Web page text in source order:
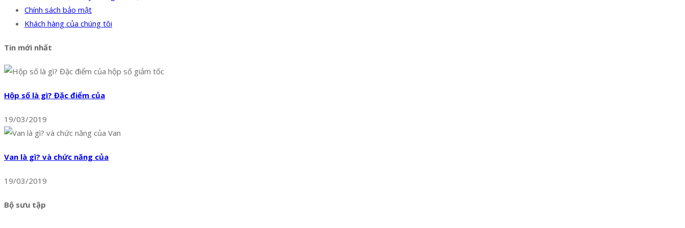
Chính sách bảo mật
Khách hàng của chúng tôi
Tin mới nhất
Hộp số là gì? Đặc điểm của
19/03/2019
Van là gì? và chức năng của
19/03/2019
Bộ sưu tập